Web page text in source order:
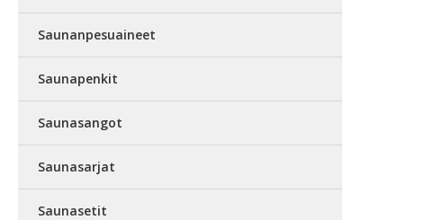
Saunanpesuaineet
Saunapenkit
Saunasangot
Saunasarjat
Saunasetit